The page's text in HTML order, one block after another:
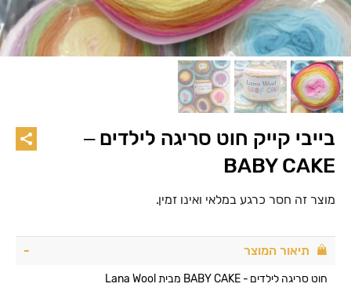
בייבי קייק חוט סריגה לילדים –
BABY CAKE
מוצר זה חסר כרגע במלאי ואינו זמין.
תיאור המוצר
חוט סריגה לילדים - BABY CAKE מבית Lana Wool